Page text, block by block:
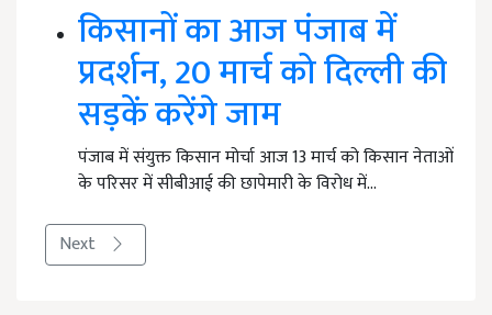
किसानों का आज पंजाब में
प्रदर्शन, 20 मार्च को दिल्ली की
सड़कें करेंगे जाम
पंजाब में संयुक्त किसान मोर्चा आज 13 मार्च को किसान नेताओं
के परिसर में सीबीआई की छापेमारी के विरोध में…
Next